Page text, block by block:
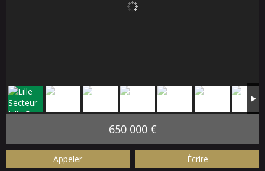
650 000 €
Appeler Écrire